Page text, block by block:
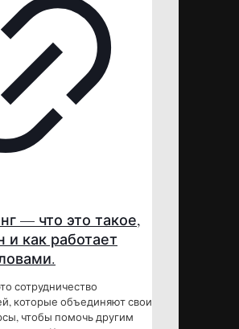
— что это такое,
и как работает
сотрудничество
которые объединяют свои
чтобы помочь другим